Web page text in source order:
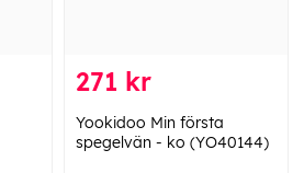
271 kr
Yookidoo Min första
spegelvän - ko (YO40144)